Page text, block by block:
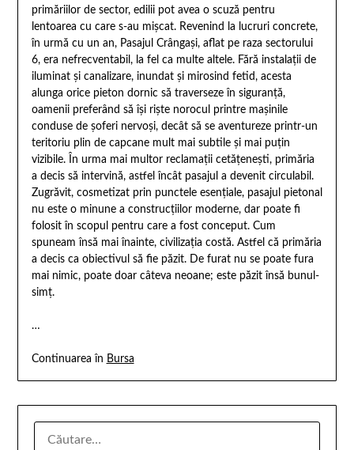
primăriilor de sector, edilii pot avea o scuză pentru
lentoarea cu care s-au mişcat. Revenind la lucruri concrete,
în urmă cu un an, Pasajul Crângaşi, aflat pe raza sectorului
6, era nefrecventabil, la fel ca multe altele. Fără instalaţii de
iluminat şi canalizare, inundat şi mirosind fetid, acesta
alunga orice pieton dornic să traverseze în siguranţă,
oamenii preferând să îşi rişte norocul printre maşinile
conduse de şoferi nervoşi, decât să se aventureze printr-un
teritoriu plin de capcane mult mai subtile şi mai puţin
vizibile. În urma mai multor reclamaţii cetăţeneşti, primăria
a decis să intervină, astfel încât pasajul a devenit circulabil.
Zugrăvit, cosmetizat prin punctele esenţiale, pasajul pietonal
nu este o minune a construcţiilor moderne, dar poate fi
folosit în scopul pentru care a fost conceput. Cum
spuneam însă mai înainte, civilizaţia costă. Astfel că primăria
a decis ca obiectivul să fie păzit. De furat nu se poate fura
mai nimic, poate doar câteva neoane; este păzit însă bunul-
simţ.
…
Continuarea în Bursa